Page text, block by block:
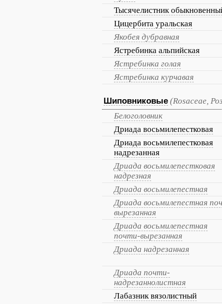
Тысячелистник
Цицербита уральская
Якобея дубравная
Ястребинка альпийская
Ястребинка голая
Ястребинка курчавая
Шиповниковые (Rosaceae,
Белоголовник
Дриада восьмилепестковая
Дриада восьмилепестковая
надрезанная
Дриада восьмилепестковая
надрезная
Дриада восьмилепестная
Дриада восьмилепестная
вырезанная
Дриада восьмилепестная
почти-вырезанная
Дриада надрезанная
Дриада почти-
надрезаннолистная
Лабазник вязолистный